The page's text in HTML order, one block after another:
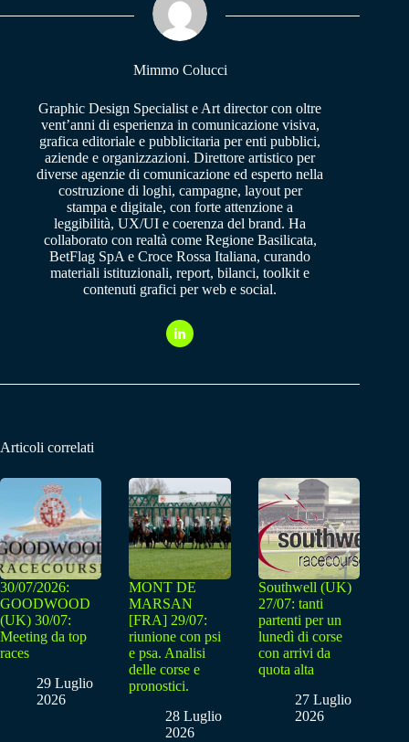
pp m
Mimmo Colucci
Graphic Design Specialist e Art director con oltre
vent’anni di esperienza in comunicazione visiva,
grafica editoriale e pubblicitaria per enti pubblici,
aziende e organizzazioni. Direttore artistico per
diverse agenzie di comunicazione ed esperto nella
costruzione di loghi, campagne, layout per
stampa e digitale, con forte attenzione a
leggibilità, UX/UI e coerenza del brand. Ha
collaborato con realtà come Regione Basilicata,
BetFlag SpA e Croce Rossa Italiana, curando
materiali istituzionali, report, bilanci, toolkit e
contenuti grafici per web e social.
Articoli correlati
30/07/2026:
GOODWOOD
(UK) 30/07:
Meeting da top
races
29 Luglio
2026
MONT DE
MARSAN
[FRA] 29/07:
riunione con psi
e psa. Analisi
delle corse e
pronostici.
28 Luglio
2026
Southwell (UK)
27/07: tanti
partenti per un
lunedì di corse
con arrivi da
quota alta
27 Luglio
2026